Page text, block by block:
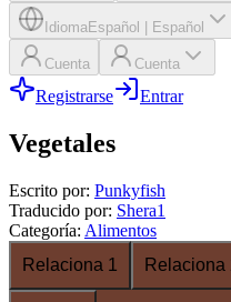
IdiomaEspañol Español
Cuenta Cuenta
Registrarse Entrar
Vegetales
Escrito por: Punkyfish
Traducido por: Shera1
Categoría: Alimentos
Relaciona 1
Relaciona